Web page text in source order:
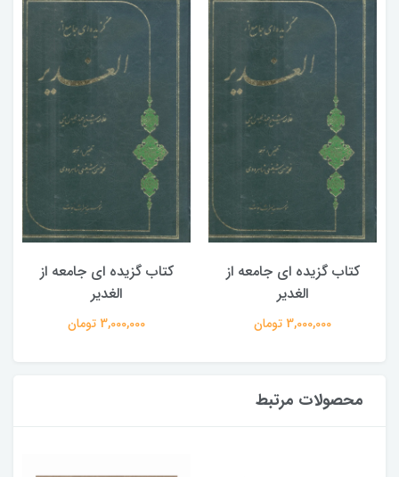
کتاب گزیده ای جامعه از
الغدیر
3,000,000 تومان
کتاب گزیده ای جامعه از
الغدیر
3,000,000 تومان
محصولات مرتبط